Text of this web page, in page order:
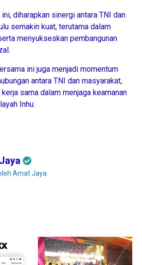
diharapkan sinergi antara TNI dan
semakin kuat, terutama dalam
menyukseskan pembangunan
ini juga menjadi momentum
antara TNI dan masyarakat,
sama dalam menjaga keamanan
Inhu.
Amat Jaya